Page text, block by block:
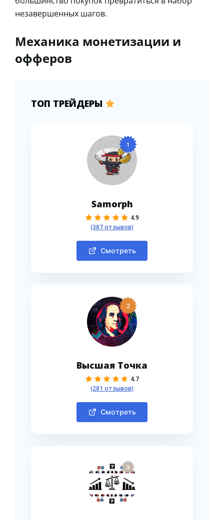
незавершенных шагов.
Механика монетизации и
офферов
ТОП ТРЕЙДЕРЫ
1
Samorph
4.9
(387 отзывов)
Смотреть
2
Высшая Точка
4.7
(281 отзывов)
Смотреть
3